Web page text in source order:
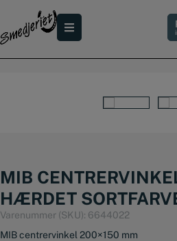
indholdet
MIB
HÆRDET
Varenummer (SKU): 6644022
MIB centrervinkel 200×150 mm